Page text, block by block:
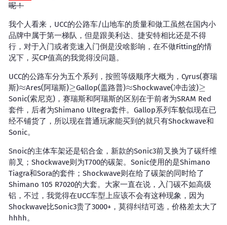
呢！
我个人看来，UCC的公路车/山地车的质量和做工虽然在国内小
品牌中属于第一梯队，但是跟美利达、捷安特相比还是不得
行，对于入门或者竞速入门倒是没啥影响，在不做Fitting的情
况下，买CP值高的我觉得没问题。
UCC的公路车分为五个系列，按照等级顺序大概为，Cyrus(赛瑞
斯)≈
\approx
≈Ares(阿瑞斯)≥
\geq
≥Gallop(盖路普)≈
\approx
≈Shockwave(冲击波)≥
\geq
≥
Sonic(索尼克)，赛瑞斯和阿瑞斯的区别在于前者为SRAM Red
套件，后者为Shimano Ultegra套件。Gallop系列车貌似现在已
经不铺货了，所以现在普通玩家能买到的就只有Shockwave和
Sonic。
Snoic的主体车架还是铝合金，新款的Sonic3前叉换为了碳纤维
前叉；Shockwave则为T700的碳架。Sonic使用的是Shimano
Tiagra和Sora的套件；Shockwave则在给了碳架的同时给了
Shimano 105 R7020的大套。大家一直在说，入门碳不如高级
铝，不过，我觉得在UCC车型上应该不会有这种现象，因为
Shockwave比Sonic3贵了3000+，莫得纠结可选，价格差太大了
hhhh。